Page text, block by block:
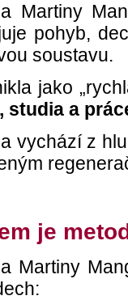
Martiny
pohyb,
soustavu.
jako
studia a
vychází z
je
Martiny